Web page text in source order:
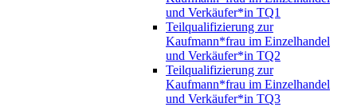
und Verkäufer*in TQ1
Teilqualifizierung zur
Kaufmann*frau im Einzelhandel
und Verkäufer*in TQ2
Teilqualifizierung zur
Kaufmann*frau im Einzelhandel
und Verkäufer*in TQ3